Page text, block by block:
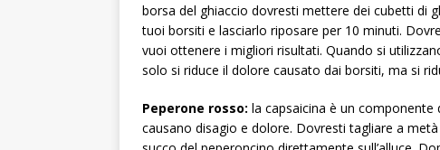
borsa del ghiaccio dovresti mettere dei cubetti di
tuoi borsiti e lasciarlo riposare per 10 minuti.
vuoi ottenere i migliori risultati. Quando si
solo si riduce il dolore causato dai borsiti, ma si
Peperone rosso: la capsaicina è un
causano disagio e dolore. Dovresti tagliare a